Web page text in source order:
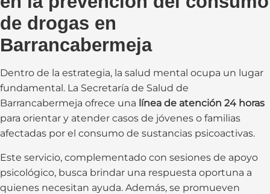
de drogas en
Barrancabermeja
Dentro de la estrategia, la salud mental ocupa un lugar
fundamental. La Secretaría de Salud de
Barrancabermeja ofrece una línea de atención 24 horas
para orientar y atender casos de jóvenes o familias
afectadas por el consumo de sustancias psicoactivas.
Este servicio, complementado con sesiones de apoyo
psicológico, busca brindar una respuesta oportuna a
quienes necesitan ayuda. Además, se promueven